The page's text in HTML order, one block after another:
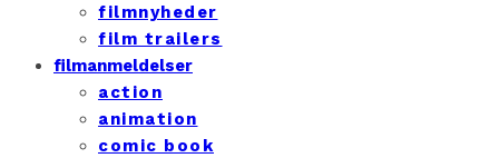
filmnyheder
film trailers
filmanmeldelser
action
animation
comic book